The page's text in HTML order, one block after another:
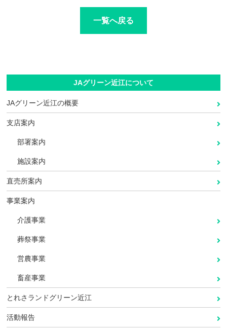
一覧へ戻る
JAグリーン近江について
JAグリーン近江の概要
支店案内
部署案内
施設案内
直売所案内
事業案内
介護事業
葬祭事業
営農事業
畜産事業
とれさランドグリーン近江
活動報告